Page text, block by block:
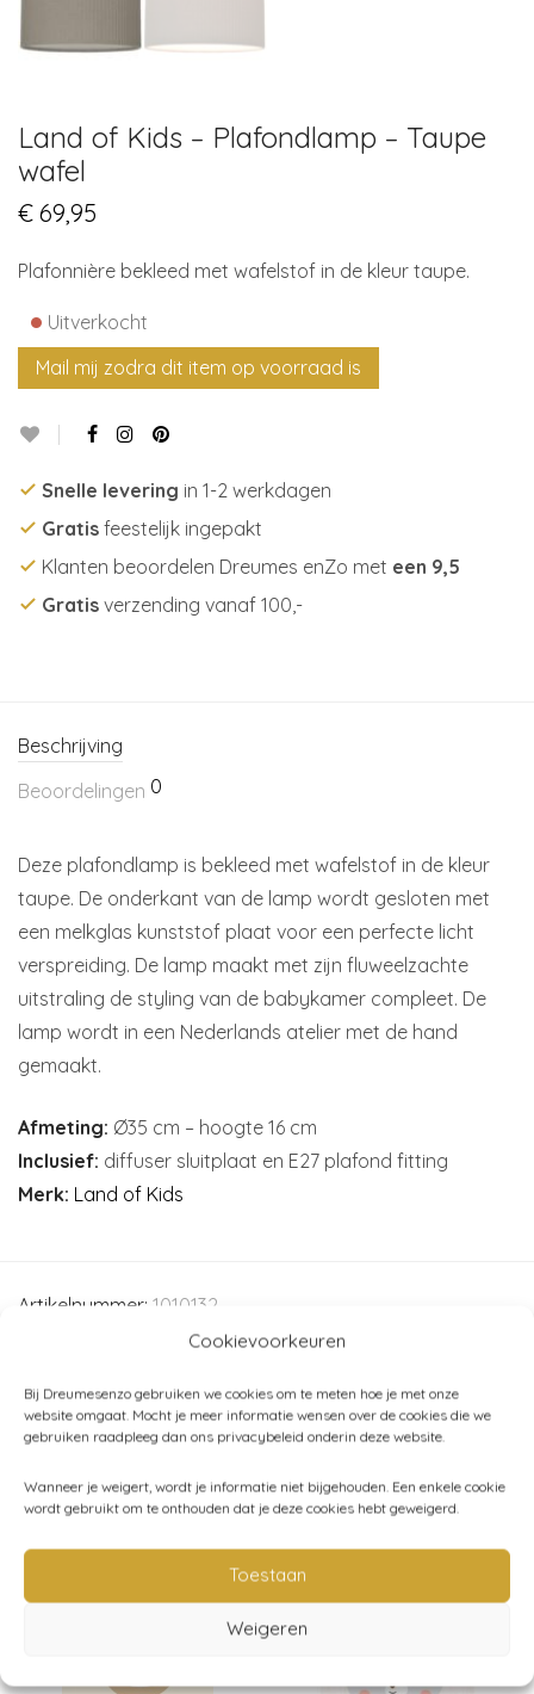
Cookievoorkeuren
Bij Dreumesenzo gebruiken we cookies om te meten hoe je met onze
website omgaat. Mocht je meer informatie wensen over de cookies die we
gebruiken raadpleeg dan ons privacybeleid onderin deze website.
Wanneer je weigert, wordt je informatie niet bijgehouden. Een enkele cookie
wordt gebruikt om te onthouden dat je deze cookies hebt geweigerd.
Toestaan
Weigeren
Land of Kids – Plafondlamp – Taupe
wafel
€ 69,95
Plafonnière bekleed met wafelstof in de kleur taupe.
• Uitverkocht
Snelle levering in 1-2 werkdagen
Gratis feestelijk ingepakt
Klanten beoordelen Dreumes enZo met een 9,5
Gratis verzending vanaf 100,-
Beschrijving
Beoordelingen 0
Deze plafondlamp is bekleed met wafelstof in de kleur
taupe. De onderkant van de lamp wordt gesloten met
een melkglas kunststof plaat voor een perfecte licht
verspreiding. De lamp maakt met zijn fluweelzachte
uitstraling de styling van de babykamer compleet. De
lamp wordt in een Nederlands atelier met de hand
gemaakt.
Afmeting: Ø35 cm – hoogte 16 cm
Inclusief: diffuser sluitplaat en E27 plafond fitting
Merk: Land of Kids
Artikelnummer: 1010132
Babykamer Taupe - Beige - Naturel
Gerelateerde producten
%
sale